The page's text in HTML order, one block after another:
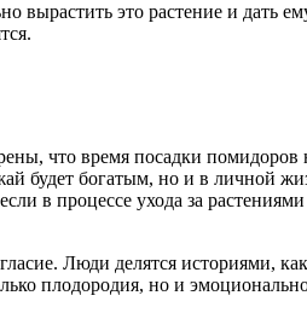
вырастить это растение и дать
что время посадки
будет богатым, но и в личной
в процессе ухода за растениями
Люди делятся историями,
плодородия, но и